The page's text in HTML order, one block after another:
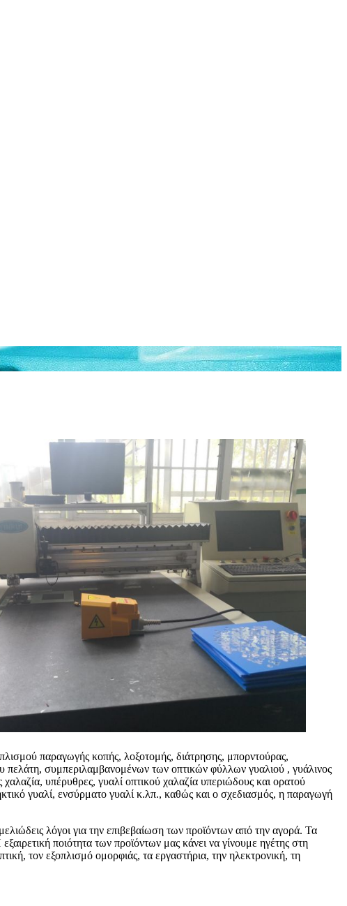
παραγωγής κοπής, λοξοτομής, διάτρησης, μπορντούρας,
πελάτη, συμπεριλαμβανομένων των οπτικών φύλλων γυαλιού , γυάλινος
υπέρυθρες, γυαλί οπτικού χαλαζία υπεριώδους και ορατού
γυαλί, ενσύρματο γυαλί κ.λπ., καθώς και ο σχεδιασμός, η παραγωγή
λόγοι για την επιβεβαίωση των προϊόντων από την αγορά. Τα
ποιότητα των προϊόντων μας κάνει να γίνουμε ηγέτης στη
τον εξοπλισμό ομορφιάς, τα εργαστήρια, την ηλεκτρονική, τη